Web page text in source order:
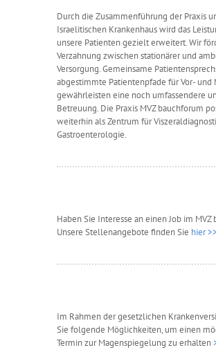
Durch die Zusammenführung der Praxis
Israelitischen Krankenhaus wird das
unsere Patienten gezielt erweitert. Wir
Verzahnung zwischen stationärer und
Versorgung. Gemeinsame
abgestimmte Patientenpfade für Vor- und
gewährleisten eine noch umfassendere
Betreuung. Die Praxis MVZ bauchforum
weiterhin als Zentrum für
Gastroenterologie.
Haben Sie Interesse an einen Job im MVZ
Unsere Stellenangebote finden Sie hier >>
Im Rahmen der gesetzlichen
Sie folgende Möglichkeiten, um einen
Termin zur Magenspiegelung zu erhalten